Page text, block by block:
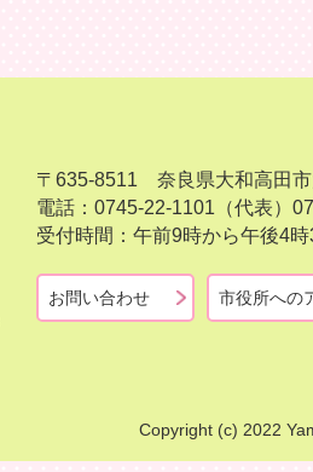
〒635-8511 奈良県大和高田
電話：0745-22-1101（代表）
受付時間：午前9時から午後4
お問い合わせ 市役所への
Copyright (c) 2022